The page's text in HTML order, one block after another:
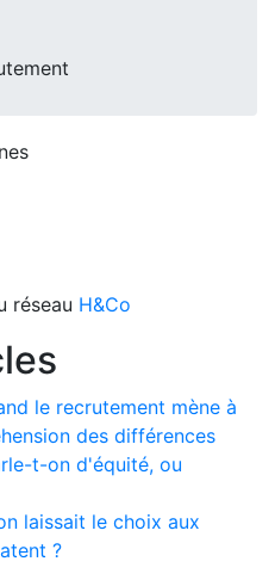
réseau H&Co
le recrutement mène à
des différences
t-on d'équité, ou
laissait le choix aux
?